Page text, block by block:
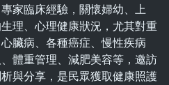
家臨床經驗，關懷婦幼、上
理、心理健康狀況，尤其對重
臟病、各種癌症、慢性疾病
體重管理、減肥美容等，邀訪
與分享，是民眾獲取健康照護